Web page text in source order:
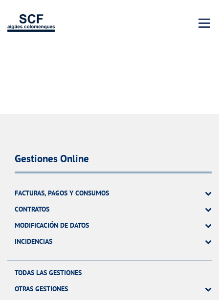
Menu
Gestiones Online
FACTURAS, PAGOS Y CONSUMOS
CONTRATOS
MODIFICACIÓN DE DATOS
INCIDENCIAS
TODAS LAS GESTIONES
OTRAS GESTIONES